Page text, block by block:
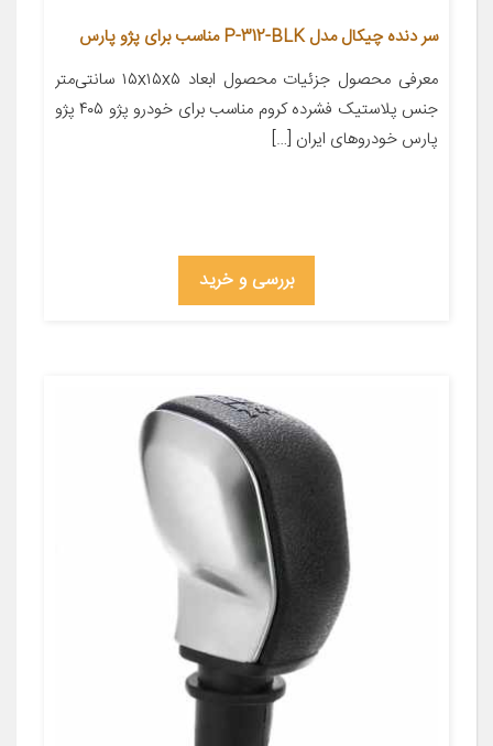
سر دنده چیکال مدل P-312-BLK مناسب برای پژو پارس
معرفی محصول جزئیات محصول ابعاد ۱۵x۱۵x۵ سانتی‌متر
جنس پلاستیک فشرده کروم مناسب برای خودرو پژو ۴۰۵ پژو
پارس خودروهای ایران […]
بررسی و خرید